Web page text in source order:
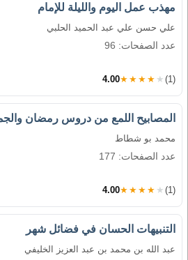
مهذب عمل اليوم والليلة للإمام
علي حسن علي عبد الحميد الحلبي
عدد الصفحات: 96
4.00★★★★★ (1)
المصابيح اللمع من دروس رمضان
محمد بو شطاط
عدد الصفحات: 177
4.00★★★★★ (1)
التنبيهات الحسان في فضائل شهر
عبد الله بن محمد بن عبد العزيز الخليفي